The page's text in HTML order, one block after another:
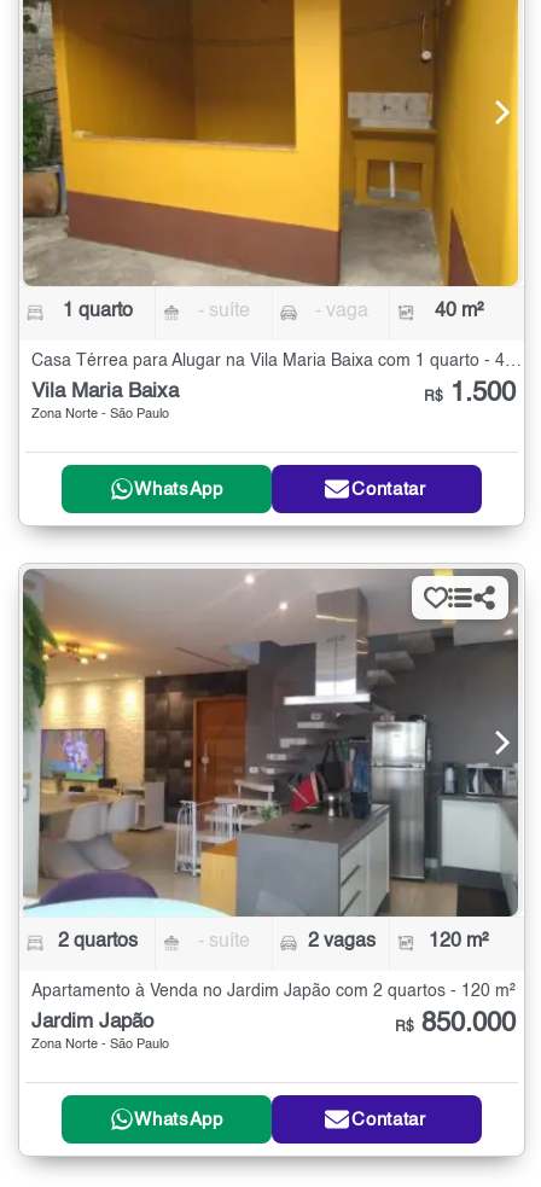
1 quarto - suíte - vaga 40 m²
Casa Térrea para Alugar na Vila Maria Baixa com 1 quarto - 40 m²
Vila Maria Baixa
Zona Norte - São Paulo
R$ 1.500
WhatsApp Contatar
2 quartos - suíte 2 vagas 120 m²
Apartamento à Venda no Jardim Japão com 2 quartos - 120 m²
Jardim Japão
Zona Norte - São Paulo
R$ 850.000
WhatsApp Contatar